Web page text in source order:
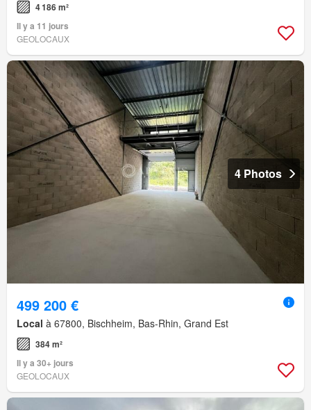
4 186 m²
Il y a 11 jours
GEOLOCAUX
4 Photos
499 200 €
Local à 67800, Bischheim, Bas-Rhin, Grand Est
384 m²
Il y a 30+ jours
GEOLOCAUX